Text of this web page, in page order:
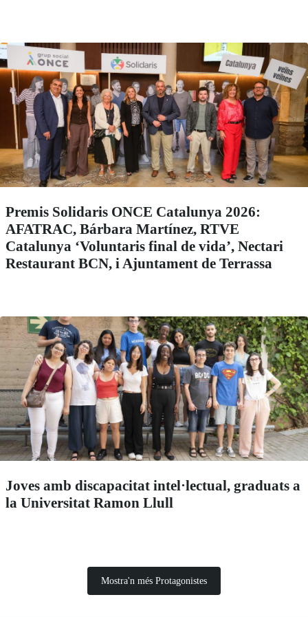
Premis Solidaris ONCE Catalunya 2026:
AFATRAC, Bárbara Martínez, RTVE
Catalunya ‘Voluntaris final de vida’, Nectari
Restaurant BCN, i Ajuntament de Terrassa
Joves amb discapacitat intel·lectual, graduats a
la Universitat Ramon Llull
Mostra'n més Protagonistes